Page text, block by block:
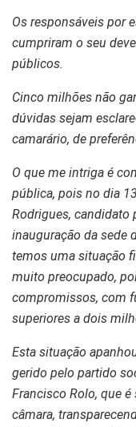
Os responsáveis por
cumpriram o seu
públicos.
Cinco milhões não
dúvidas sejam
camarário, de
O que me intriga é
pública, pois no dia
Rodrigues, candidato
inauguração da sede
temos uma situação
muito preocupado,
compromissos, com
superiores a dois
Esta situação
gerido pelo partido
Francisco Rolo, que
câmara,